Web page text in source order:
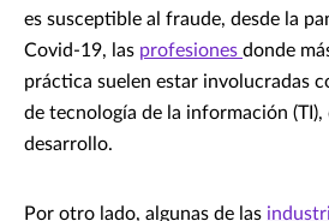
es susceptible al fraude, desde la
Covid-19, las profesiones donde
práctica suelen estar involucradas
de tecnología de la información
desarrollo.
Por otro lado, algunas de las